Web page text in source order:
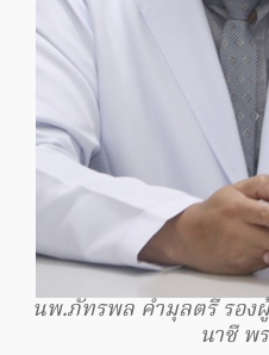
นพ.ภัทรพล คำมุลตรี รอง
นาซี พ